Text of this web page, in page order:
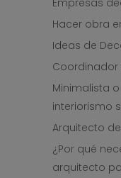
Hacer obra
Ideas de
Coordinador
Minimalista
interiorismo
Arquitecto
¿Por qué
arquitecto